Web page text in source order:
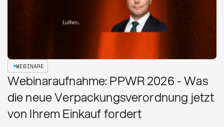
WEBINARE
Webinaraufnahme: PPWR 2026 - Was
die neue Verpackungsverordnung jetzt
von Ihrem Einkauf fordert